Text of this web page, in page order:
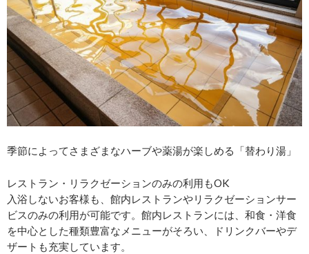
季節によってさまざまなハーブや薬湯が楽しめる「替わり湯」
レストラン・リラクゼーションのみの利用もOK
入浴しないお客様も、館内レストランやリラクゼーションサー
ビスのみの利用が可能です。館内レストランには、和食・洋食
を中心とした種類豊富なメニューがそろい、ドリンクバーやデ
ザートも充実しています。